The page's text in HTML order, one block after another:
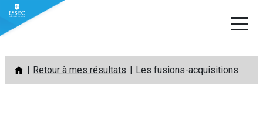
Aller
contenu
Retour à mes résultats Les fusions-acquisitions